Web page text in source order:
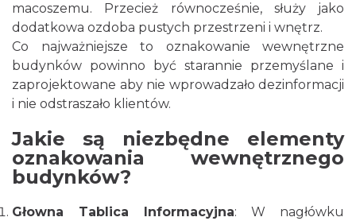
macoszemu. Przecież równocześnie, służy jako
dodatkowa ozdoba pustych przestrzeni i wnętrz.
Co najważniejsze to oznakowanie wewnętrzne
budynków powinno być starannie przemyślane i
zaprojektowane aby nie wprowadzało dezinformacji
i nie odstraszało klientów.
Jakie są niezbędne elementy
oznakowania wewnętrznego
budynków?
Głowna Tablica Informacyjna: W nagłówku